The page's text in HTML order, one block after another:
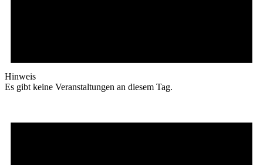
Hinweis
Es gibt keine Veranstaltungen an diesem Tag.